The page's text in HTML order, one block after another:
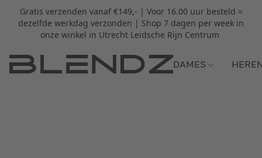
Gratis verzenden vanaf €149,- | Voor 16.00 uur besteld =
dezelfde werkdag verzonden | Shop 7 dagen per week in
onze winkel in Utrecht Leidsche Rijn Centrum
DAMES